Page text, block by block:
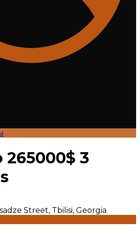
265000$ 3
Street, Tbilisi, Georgia